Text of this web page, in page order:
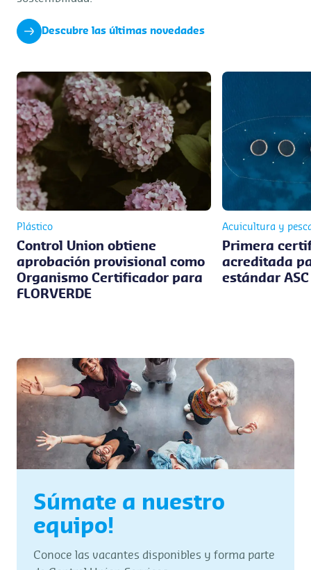
Descubre las últimas novedades
Plástico
Control Union obtiene
aprobación provisional como
Organismo Certificador para
FLORVERDE
Acuicultura y
Primera
acreditada
estándar ASC
Súmate a nuestro
equipo!
Conoce las vacantes disponibles y forma parte